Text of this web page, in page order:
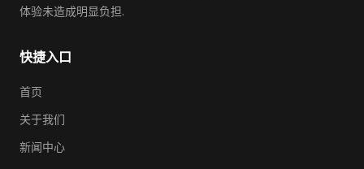
体验未造成明显负担.
快捷入口
首页
关于我们
新闻中心